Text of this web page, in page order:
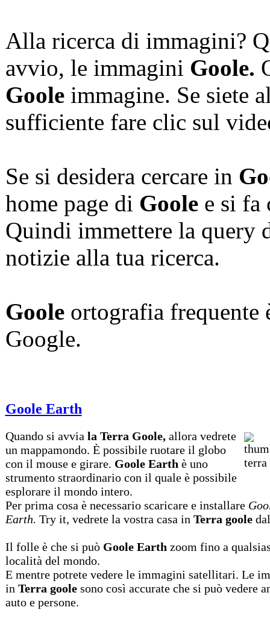
Alla ricerca di immagini?
avvio, le immagini Goole.
Gooleimmagine. Se siete
sufficiente fare clic sul
Se si desidera cercare in
home page di Goole e si fa
Quindi immettere la query
notizie alla tua ricerca.
Gooleortografia frequente
Google.
Goole Earth
Quando si avvia la Terra Goole,allora vedrete
un mappamondo. È possibile ruotare il globo
con il mouse e girare. Goole Earth è uno
strumento straordinario con il quale è possibile
esplorare il mondo intero.
Per prima cosa è necessario scaricare e installare
Earth. Try it, vedrete la vostra casa in Terra goole
Il folle è che si può Goole Earth zoom fino a
località del mondo.
E mentre potrete vedere le immagini satellitari. Le
in Terra goolesono così accurate che si può vedere
auto e persone.